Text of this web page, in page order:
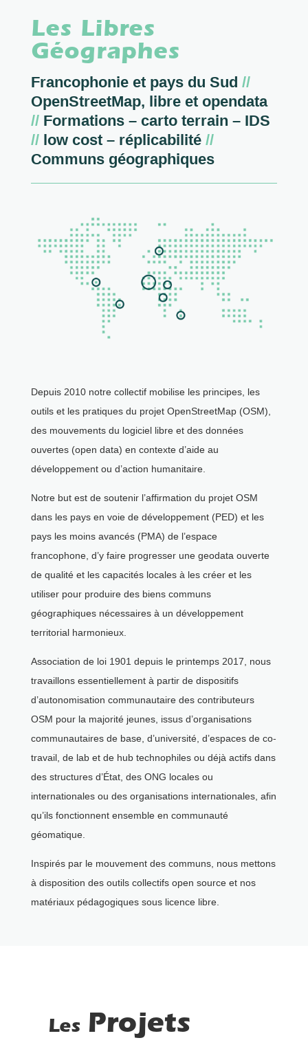
Les Libres
Géographes
Francophonie et pays du Sud //
OpenStreetMap, libre et opendata
//Formations – carto terrain – IDS
//low cost – réplicabilité //
Communs géographiques
Depuis 2010 notre collectif mobilise les principes, les
outils et les pratiques du projet OpenStreetMap (OSM),
des mouvements du logiciel libre et des données
ouvertes (open data) en contexte d’aide au
développement ou d’action humanitaire.
Notre but est de soutenir l’affirmation du projet OSM
dans les pays en voie de développement (PED) et les
pays les moins avancés (PMA) de l’espace
francophone, d’y faire progresser une geodata ouverte
de qualité et les capacités locales à les créer et les
utiliser pour produire des biens communs
géographiques nécessaires à un développement
territorial harmonieux.
Association de loi 1901 depuis le printemps 2017, nous
travaillons essentiellement à partir de dispositifs
d’autonomisation communautaire des contributeurs
OSM pour la majorité jeunes, issus d’organisations
communautaires de base, d’université, d’espaces de co-
travail, de lab et de hub technophiles ou déjà actifs dans
des structures d’État, des ONG locales ou
internationales ou des organisations internationales, afin
qu’ils fonctionnent ensemble en communauté
géomatique.
Inspirés par le mouvement des communs, nous mettons
à disposition des outils collectifs open source et nos
matériaux pédagogiques sous licence libre.
Les Projets